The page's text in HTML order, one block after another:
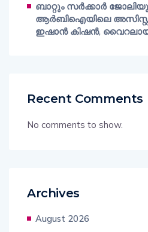
ബാറ്റും സർക്കാർ
ആർബിഐയിലെ
ഇഷാൻ കിഷൻ,
Recent Comments
No comments to show.
Archives
August 2026